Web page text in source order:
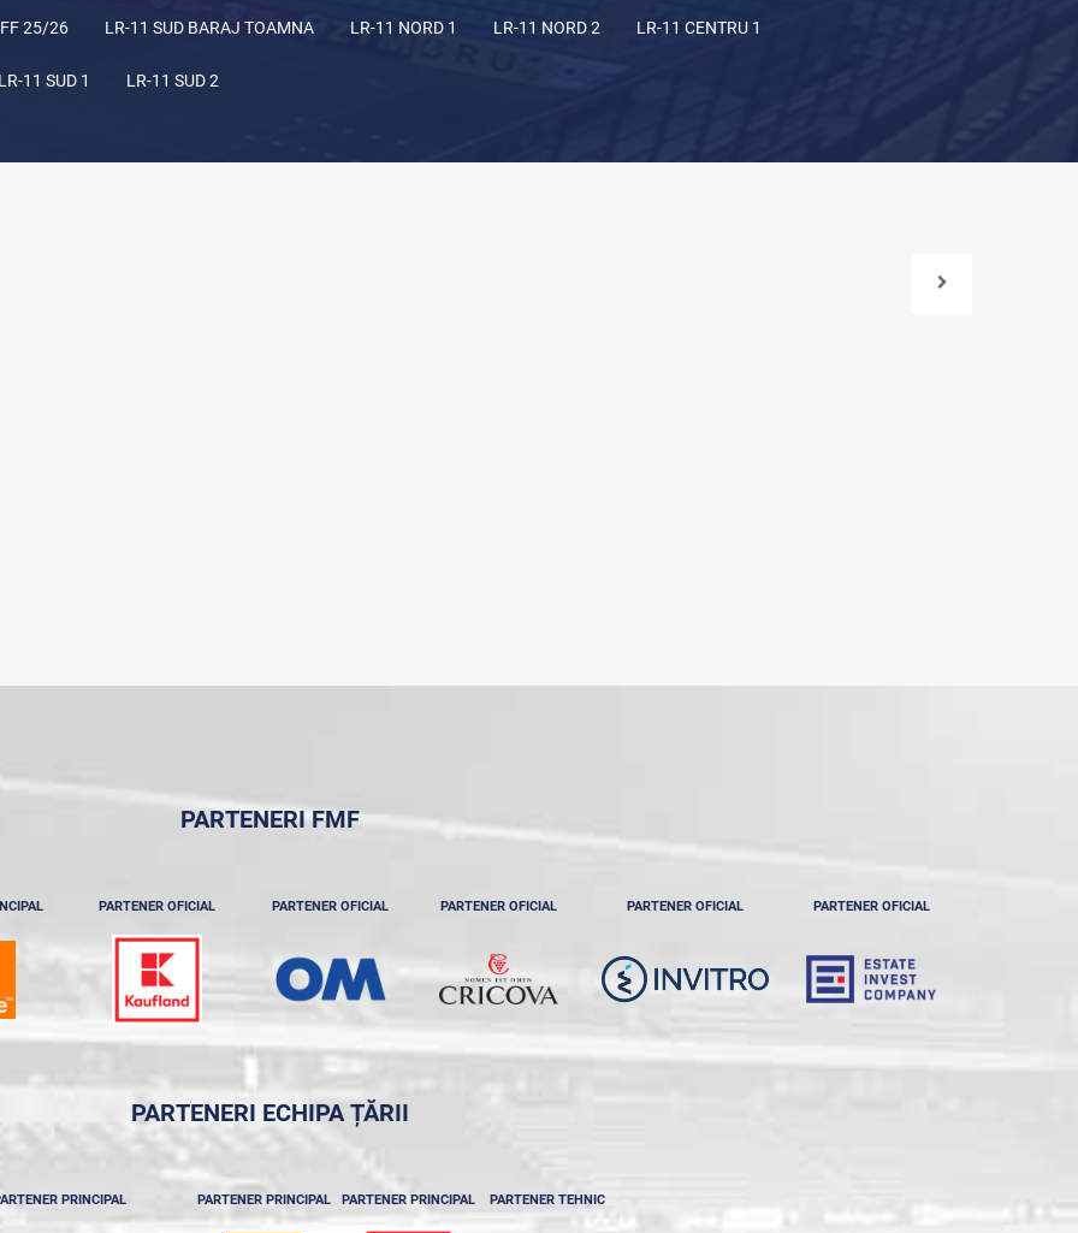
25/26 LR-11 SUD BARAJ TOAMNA LR-11 NORD 1 LR-11 NORD 2 LR-11 CENTRU 1
11 SUD 1 LR-11 SUD 2
PARTENERI FMF
PARTENER OFICIAL PARTENER OFICIAL PARTENER OFICIAL PARTENER OFICIAL PARTENER OFICIAL
PARTENERI ECHIPA ȚĂRII
PRINCIPAL PARTENER PRINCIPAL PARTENER PRINCIPAL PARTENER TEHNIC